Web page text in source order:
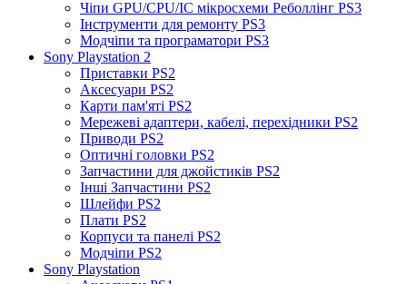
Чіпи GPU/CPU/IC мікросхеми Реболлінг PS3
Інструменти для ремонту PS3
Модчіпи та програматори PS3
Sony Playstation 2
Приставки PS2
Аксесуари PS2
Карти пам'яті PS2
Мережеві адаптери, кабелі, перехідники PS2
Приводи PS2
Оптичні головки PS2
Запчастини для джойстиків PS2
Інші Запчастини PS2
Шлейфи PS2
Плати PS2
Корпуси та панелі PS2
Модчіпи PS2
Sony Playstation